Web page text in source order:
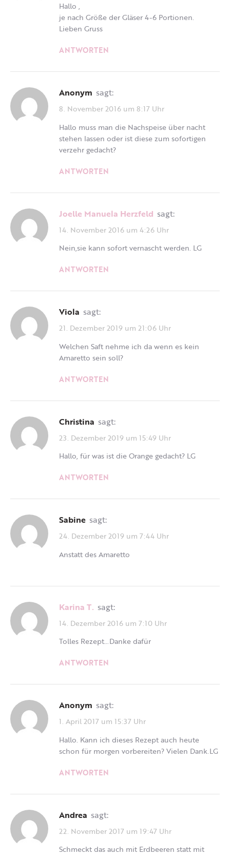
Hallo ,
je nach Größe der Gläser 4-6 Portionen.
Lieben Gruss
ANTWORTEN
Anonym sagt:
8. November 2016 um 8:17 Uhr
Hallo muss man die Nachspeise über nacht
stehen lassen oder ist diese zum sofortigen
verzehr gedacht?
ANTWORTEN
Joelle Manuela Herzfeld sagt:
14. November 2016 um 4:26 Uhr
Nein,sie kann sofort vernascht werden. LG
ANTWORTEN
Viola sagt:
21. Dezember 2019 um 21:06 Uhr
Welchen Saft nehme ich da wenn es kein
Amaretto sein soll?
ANTWORTEN
Christina sagt:
23. Dezember 2019 um 15:49 Uhr
Hallo, für was ist die Orange gedacht? LG
ANTWORTEN
Sabine sagt:
24. Dezember 2019 um 7:44 Uhr
Anstatt des Amaretto
Karina T. sagt:
14. Dezember 2016 um 7:10 Uhr
Tolles Rezept…Danke dafür
ANTWORTEN
Anonym sagt:
1. April 2017 um 15:37 Uhr
Hallo. Kann ich dieses Rezept auch heute
schon für morgen vorbereiten? Vielen Dank.LG
ANTWORTEN
Andrea sagt:
22. November 2017 um 19:47 Uhr
Schmeckt das auch mit Erdbeeren statt mit